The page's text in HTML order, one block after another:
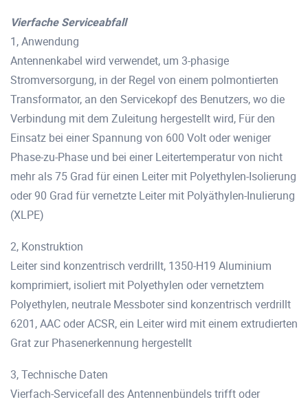
Vierfache Serviceabfall
1, Anwendung
Antennenkabel wird verwendet, um 3-phasige
Stromversorgung, in der Regel von einem polmontierten
Transformator, an den Servicekopf des Benutzers, wo die
Verbindung mit dem Zuleitung hergestellt wird, Für den
Einsatz bei einer Spannung von 600 Volt oder weniger
Phase-zu-Phase und bei einer Leitertemperatur von nicht
mehr als 75 Grad für einen Leiter mit Polyethylen-Isolierung
oder 90 Grad für vernetzte Leiter mit Polyäthylen-Inulierung
(XLPE)
2, Konstruktion
Leiter sind konzentrisch verdrillt, 1350-H19 Aluminium
komprimiert, isoliert mit Polyethylen oder vernetztem
Polyethylen, neutrale Messboter sind konzentrisch verdrillt
6201, AAC oder ACSR, ein Leiter wird mit einem extrudierten
Grat zur Phasenerkennung hergestellt
3, Technische Daten
Vierfach-Servicefall des Antennenbündels trifft oder